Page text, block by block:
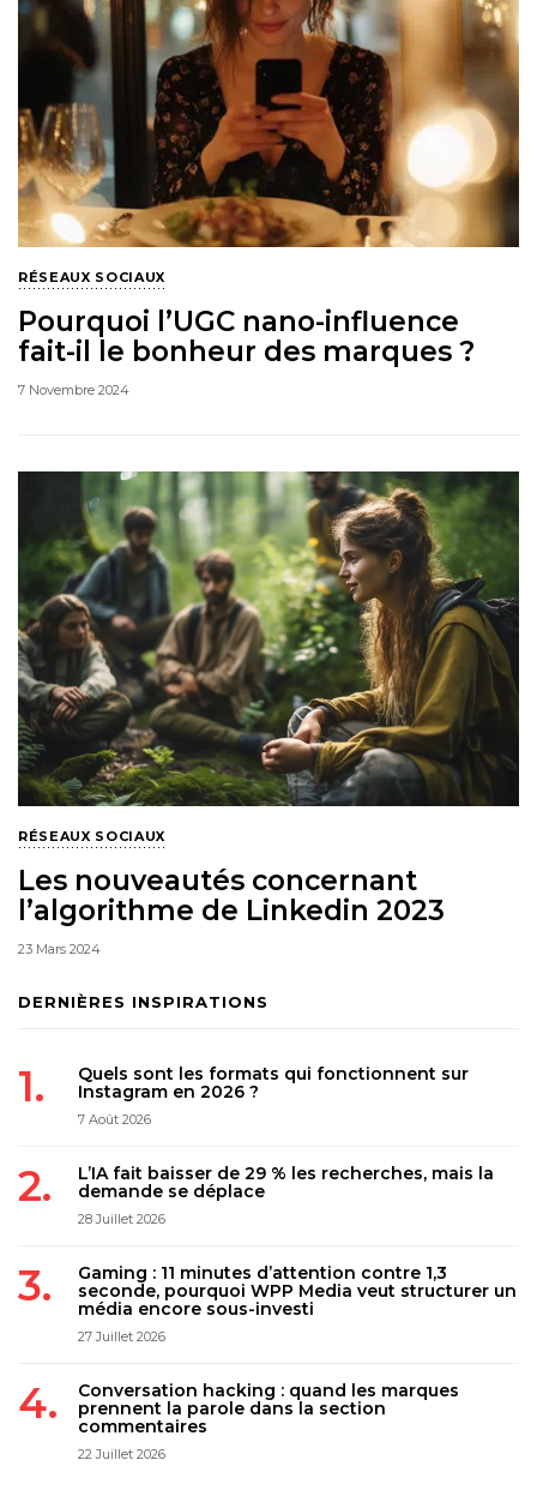
RÉSEAUX SOCIAUX
Pourquoi l’UGC nano-influence
fait-il le bonheur des marques ?
7 Novembre 2024
RÉSEAUX SOCIAUX
Les nouveautés concernant
l’algorithme de Linkedin 2023
23 Mars 2024
DERNIÈRES INSPIRATIONS
Quels sont les formats qui fonctionnent sur
Instagram en 2026 ?
7 Août 2026
L’IA fait baisser de 29 % les recherches, mais la
demande se déplace
28 Juillet 2026
Gaming : 11 minutes d’attention contre 1,3
seconde, pourquoi WPP Media veut structurer un
média encore sous-investi
27 Juillet 2026
Conversation hacking : quand les marques
prennent la parole dans la section
commentaires
22 Juillet 2026